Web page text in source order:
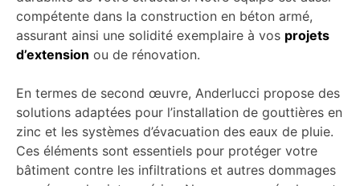
compétente dans la construction en béton armé,
assurant ainsi une solidité exemplaire à vos projets
d’extension ou de rénovation.
En termes de second œuvre, Anderlucci propose des
solutions adaptées pour l’installation de gouttières en
zinc et les systèmes d’évacuation des eaux de pluie.
Ces éléments sont essentiels pour protéger votre
bâtiment contre les infiltrations et autres dommages